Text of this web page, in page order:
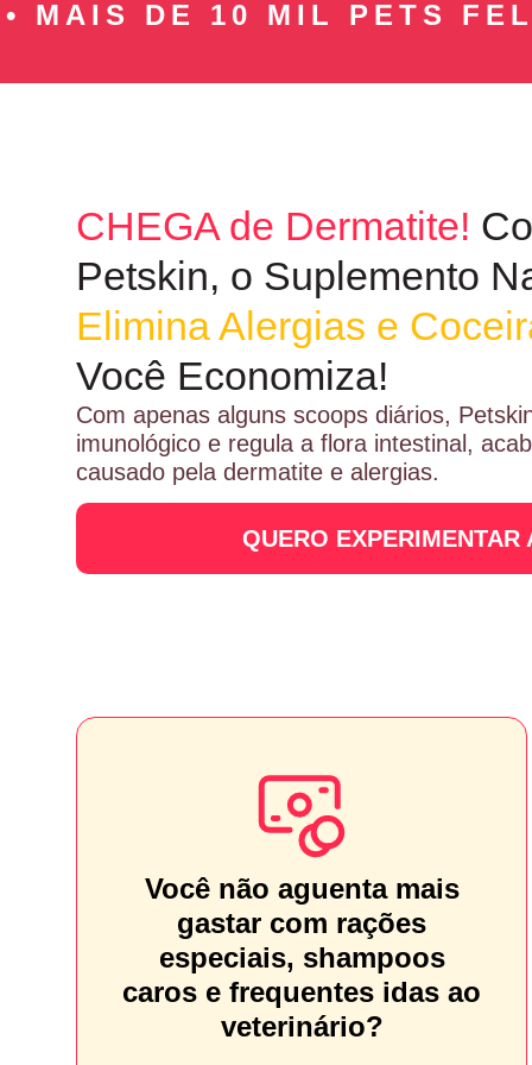
DE 10 MIL PETS
CHEGA de Dermatite!
Petskin, o Suplemento
Elimina Alergias e
Você Economiza!
Com apenas alguns scoops diários,
imunológico e regula a flora intestinal,
causado pela dermatite e alergias.
QUERO EXPERIMENTAR
Você não aguenta mais
gastar com rações
especiais, shampoos
caros e frequentes idas ao
veterinário?